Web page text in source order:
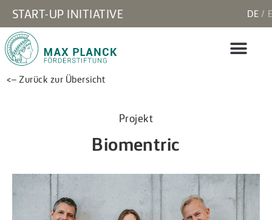
START-UP INITIATIVE DE
<– Zurück zur Übersicht
Projekt
Biomentric